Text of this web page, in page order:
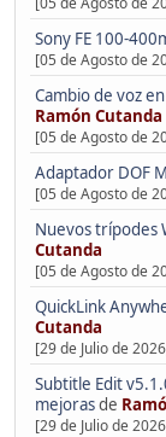
Sony FE 100-
[05 de Agosto de
Cambio de voz
Ramón Cutanda
[05 de Agosto de
Adaptador DOF
[05 de Agosto de
Nuevos trípodes
Cutanda
[05 de Agosto de
QuickLink
Cutanda
[29 de Julio de
Subtitle Edit
mejorasde
[29 de Julio de